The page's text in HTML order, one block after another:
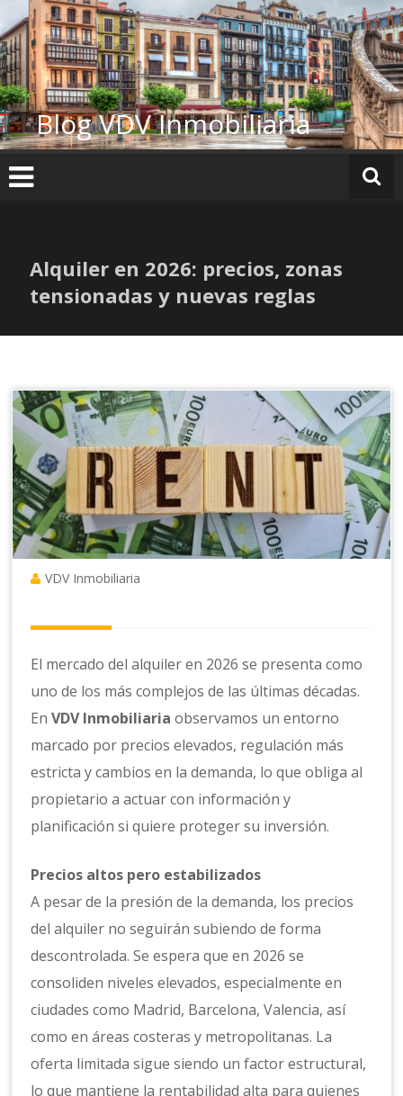
al
contenido
Blog VDV Inmobiliaria
Alquiler en 2026: precios, zonas
tensionadas y nuevas reglas
VDV Inmobiliaria
El mercado del alquiler en 2026 se presenta como
uno de los más complejos de las últimas décadas.
EnVDV Inmobiliaria observamos un entorno
marcado por precios elevados, regulación más
estricta y cambios en la demanda, lo que obliga al
propietario a actuar con información y
planificación si quiere proteger su inversión.
Precios altos pero estabilizados
A pesar de la presión de la demanda, los precios
del alquiler no seguirán subiendo de forma
descontrolada. Se espera que en 2026 se
consoliden niveles elevados, especialmente en
ciudades como Madrid, Barcelona, Valencia, así
como en áreas costeras y metropolitanas. La
oferta limitada sigue siendo un factor estructural,
lo que mantiene la rentabilidad alta para quienes